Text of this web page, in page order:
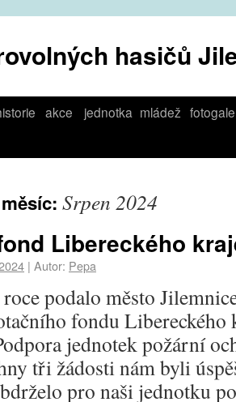
hasičů
akce jednotka mládež
Srpen 2024
Libereckého
| Autor: Pepa
podalo město
fondu
jednotek požární
tři žádosti nám byli
pro naši jednotku